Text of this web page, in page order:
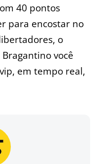
40 pontos
para encostar no
o
você
em tempo real,